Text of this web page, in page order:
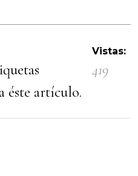
éste artículo.
Vistas:
419